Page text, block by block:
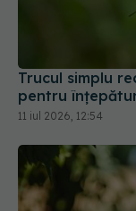
Trucul simplu
pentru
11 iul 2026, 12:54